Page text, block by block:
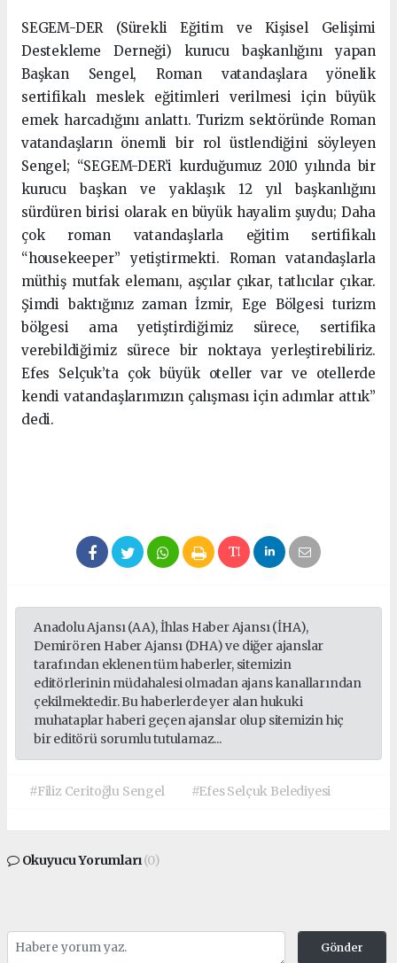
SEGEM-DER (Sürekli Eğitim ve Kişisel Gelişimi
Destekleme Derneği) kurucu başkanlığını yapan
Başkan Sengel, Roman vatandaşlara yönelik
sertifikalı meslek eğitimleri verilmesi için büyük
emek harcadığını anlattı. Turizm sektöründe Roman
vatandaşların önemli bir rol üstlendiğini söyleyen
Sengel; “SEGEM-DER’i kurduğumuz 2010 yılında bir
kurucu başkan ve yaklaşık 12 yıl başkanlığını
sürdüren birisi olarak en büyük hayalim şuydu; Daha
çok roman vatandaşlarla eğitim sertifikalı
“housekeeper” yetiştirmekti. Roman vatandaşlarla
müthiş mutfak elemanı, aşçılar çıkar, tatlıcılar çıkar.
Şimdi baktığınız zaman İzmir, Ege Bölgesi turizm
bölgesi ama yetiştirdiğimiz sürece, sertifika
verebildiğimiz sürece bir noktaya yerleştirebiliriz.
Efes Selçuk’ta çok büyük oteller var ve otellerde
kendi vatandaşlarımızın çalışması için adımlar attık”
dedi.
Anadolu Ajansı (AA), İhlas Haber Ajansı (İHA),
Demirören Haber Ajansı (DHA) ve diğer ajanslar
tarafından eklenen tüm haberler, sitemizin
editörlerinin müdahalesi olmadan ajans kanallarından
çekilmektedir. Bu haberlerde yer alan hukuki
muhataplar haberi geçen ajanslar olup sitemizin hiç
bir editörü sorumlu tutulamaz...
#Filiz Ceritoğlu Sengel #Efes Selçuk Belediyesi
Okuyucu Yorumları(0)
Gönder